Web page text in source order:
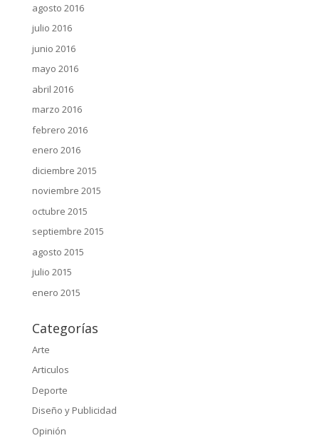
agosto 2016
julio 2016
junio 2016
mayo 2016
abril 2016
marzo 2016
febrero 2016
enero 2016
diciembre 2015
noviembre 2015
octubre 2015
septiembre 2015
agosto 2015
julio 2015
enero 2015
Categorías
Arte
Articulos
Deporte
Diseño y Publicidad
Opinión